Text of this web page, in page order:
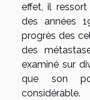
effet, il
des années
progrès des
des
examiné sur
que son
considérable.